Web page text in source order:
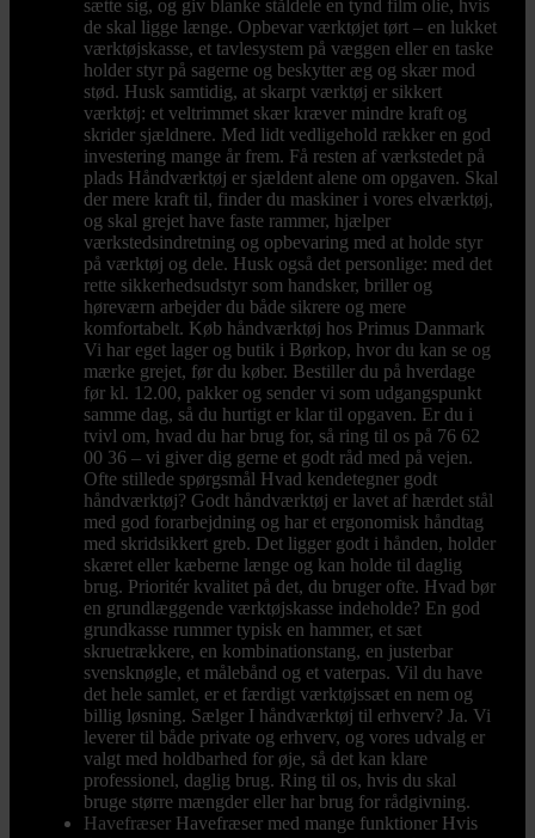
sætte sig, og giv blanke ståldele en tynd film olie, hvis
de skal ligge længe. Opbevar værktøjet tørt – en lukket
værktøjskasse, et tavlesystem på væggen eller en taske
holder styr på sagerne og beskytter æg og skær mod
stød. Husk samtidig, at skarpt værktøj er sikkert
værktøj: et veltrimmet skær kræver mindre kraft og
skrider sjældnere. Med lidt vedligehold rækker en god
investering mange år frem. Få resten af værkstedet på
plads Håndværktøj er sjældent alene om opgaven. Skal
der mere kraft til, finder du maskiner i vores elværktøj,
og skal grejet have faste rammer, hjælper
værkstedsindretning og opbevaring med at holde styr
på værktøj og dele. Husk også det personlige: med det
rette sikkerhedsudstyr som handsker, briller og
høreværn arbejder du både sikrere og mere
komfortabelt. Køb håndværktøj hos Primus Danmark
Vi har eget lager og butik i Børkop, hvor du kan se og
mærke grejet, før du køber. Bestiller du på hverdage
før kl. 12.00, pakker og sender vi som udgangspunkt
samme dag, så du hurtigt er klar til opgaven. Er du i
tvivl om, hvad du har brug for, så ring til os på 76 62
00 36 – vi giver dig gerne et godt råd med på vejen.
Ofte stillede spørgsmål Hvad kendetegner godt
håndværktøj? Godt håndværktøj er lavet af hærdet stål
med god forarbejdning og har et ergonomisk håndtag
med skridsikkert greb. Det ligger godt i hånden, holder
skæret eller kæberne længe og kan holde til daglig
brug. Prioritér kvalitet på det, du bruger ofte. Hvad bør
en grundlæggende værktøjskasse indeholde? En god
grundkasse rummer typisk en hammer, et sæt
skruetrækkere, en kombinationstang, en justerbar
svensknøgle, et målebånd og et vaterpas. Vil du have
det hele samlet, er et færdigt værktøjssæt en nem og
billig løsning. Sælger I håndværktøj til erhverv? Ja. Vi
leverer til både private og erhverv, og vores udvalg er
valgt med holdbarhed for øje, så det kan klare
professionel, daglig brug. Ring til os, hvis du skal
bruge større mængder eller har brug for rådgivning.
Havefræser Havefræser med mange funktioner Hvis